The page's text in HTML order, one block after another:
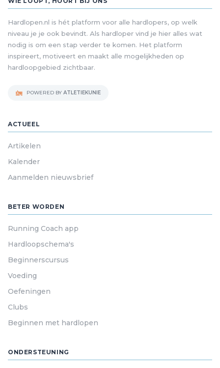
Hardlopen.nl is hét platform voor alle hardlopers, op welk
niveau je je ook bevindt. Als hardloper vind je hier alles wat
nodig is om een stap verder te komen. Het platform
inspireert, motiveert en maakt alle mogelijkheden op
hardloopgebied zichtbaar.
POWERED BY ATLETIEKUNIE
ACTUEEL
Artikelen
Kalender
Aanmelden nieuwsbrief
BETER WORDEN
Running Coach app
Hardloopschema's
Beginnerscursus
Voeding
Oefeningen
Clubs
Beginnen met hardlopen
ONDERSTEUNING